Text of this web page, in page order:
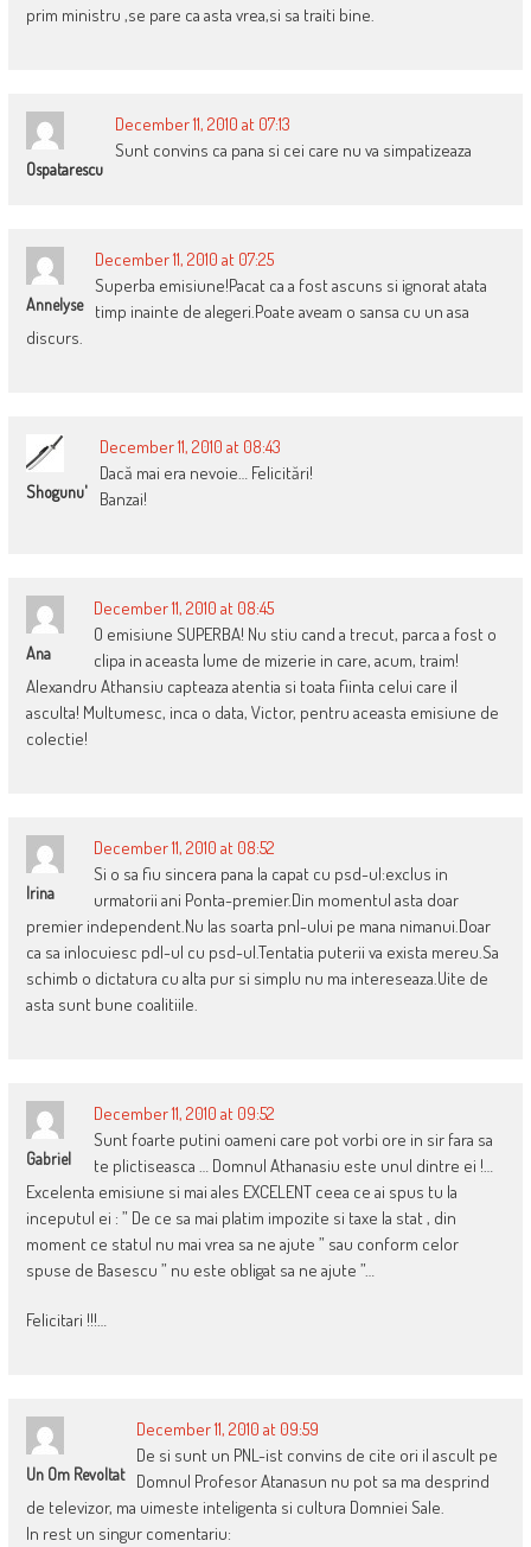
prim ministru ,se pare ca asta vrea,si sa traiti bine.
Ospatarescu
December 11, 2010 at 07:13
Sunt convins ca pana si cei care nu va simpatizeaza
Annelyse
December 11, 2010 at 07:25
Superba emisiune!Pacat ca a fost ascuns si ignorat atata
timp inainte de alegeri.Poate aveam o sansa cu un asa
discurs.
Shogunu'
December 11, 2010 at 08:43
Dacă mai era nevoie… Felicitări!
Banzai!
Ana
December 11, 2010 at 08:45
O emisiune SUPERBA! Nu stiu cand a trecut, parca a fost o
clipa in aceasta lume de mizerie in care, acum, traim!
Alexandru Athansiu capteaza atentia si toata fiinta celui care il
asculta! Multumesc, inca o data, Victor, pentru aceasta emisiune de
colectie!
Irina
December 11, 2010 at 08:52
Si o sa fiu sincera pana la capat cu psd-ul:exclus in
urmatorii ani Ponta-premier.Din momentul asta doar
premier independent.Nu las soarta pnl-ului pe mana nimanui.Doar
ca sa inlocuiesc pdl-ul cu psd-ul.Tentatia puterii va exista mereu.Sa
schimb o dictatura cu alta pur si simplu nu ma intereseaza.Uite de
asta sunt bune coalitiile.
Gabriel
December 11, 2010 at 09:52
Sunt foarte putini oameni care pot vorbi ore in sir fara sa
te plictiseasca … Domnul Athanasiu este unul dintre ei !…
Excelenta emisiune si mai ales EXCELENT ceea ce ai spus tu la
inceputul ei : ” De ce sa mai platim impozite si taxe la stat , din
moment ce statul nu mai vrea sa ne ajute ” sau conform celor
spuse de Basescu ” nu este obligat sa ne ajute ”…
Felicitari !!!…
Un Om Revoltat
December 11, 2010 at 09:59
De si sunt un PNL-ist convins de cite ori il ascult pe
Domnul Profesor Atanasun nu pot sa ma desprind
de televizor, ma uimeste inteligenta si cultura Domniei Sale.
In rest un singur comentariu: